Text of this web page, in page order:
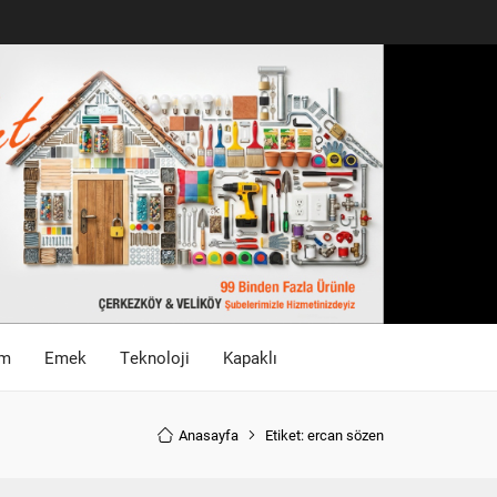
Emek Teknoloji Kapaklı
Anasayfa Etiket: ercan sözen